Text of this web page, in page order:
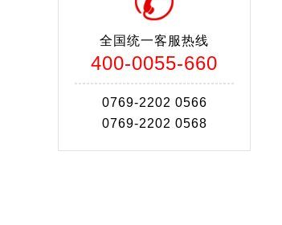
全国统一客服热线
400-0055-660
0769-2202 0566
0769-2202 0568